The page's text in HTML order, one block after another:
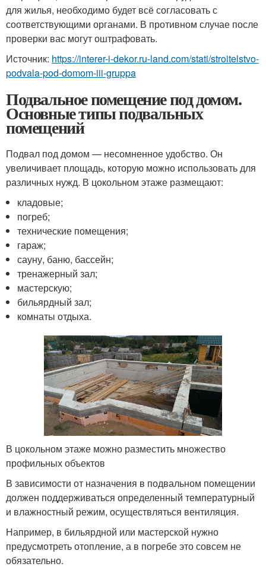
для жилья, необходимо будет всё согласовать с
соответствующими органами. В противном случае после
проверки вас могут оштрафовать.
Источник: https://interer-i-dekor.ru-land.com/stati/stroitelstvo-
podvala-pod-domom-iii-gruppa
Подвальное помещение под домом.
Основные типы подвальных
помещений
Подвал под домом — несомненное удобство. Он
увеличивает площадь, которую можно использовать для
различных нужд. В цокольном этаже размещают:
кладовые;
погреб;
технические помещения;
гараж;
сауну, баню, бассейн;
тренажерный зал;
мастерскую;
бильярдный зал;
комнаты отдыха.
В цокольном этаже можно разместить множество
профильных объектов
В зависимости от назначения в подвальном помещении
должен поддерживаться определенный температурный
и влажностный режим, осуществляться вентиляция.
Например, в бильярдной или мастерской нужно
предусмотреть отопление, а в погребе это совсем не
обязательно.